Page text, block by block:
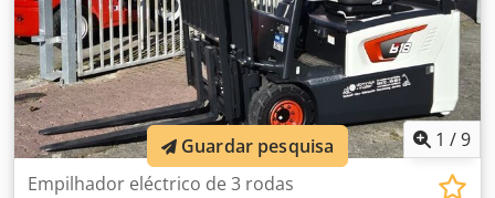
de pneus traseiros: poliuretano Condição dos pneus
traseiros: 80 - 100% Dwedpfxjwi Acgj Ablja Tensão da
bateria: 24V Bateria Ah: 150Ah Tipo de bateria: íon de lítio
Ano de fabricação da bateria: 2025 Status da bateria: 80 -
100% Curso inicial, curso livre completo, certificado CE,
Bateria de íons de lítio sem manutenção,
1 /9
Empilhador eléctrico de 3 rodas
Guardar pesquisa